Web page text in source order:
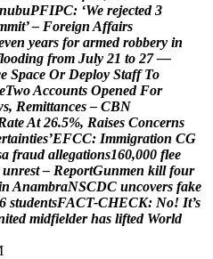
nubuPFIPC: ‘We rejected 3
mit’ – Foreign Affairs
ven years for armed robbery in
looding from July 21 to 27 —
e Space Or Deploy Staff To
eTwoAccounts Opened For
s, Remittances – CBN
ateAt 26.5%, Raises Concerns
rtainties’EFCC: Immigration CG
a fraud allegations160,000 flee
unrest – ReportGunmen kill four
n AnambraNSCDC uncovers fake
6 studentsFACT-CHECK: No! It’s
ited midfielder has lifted World